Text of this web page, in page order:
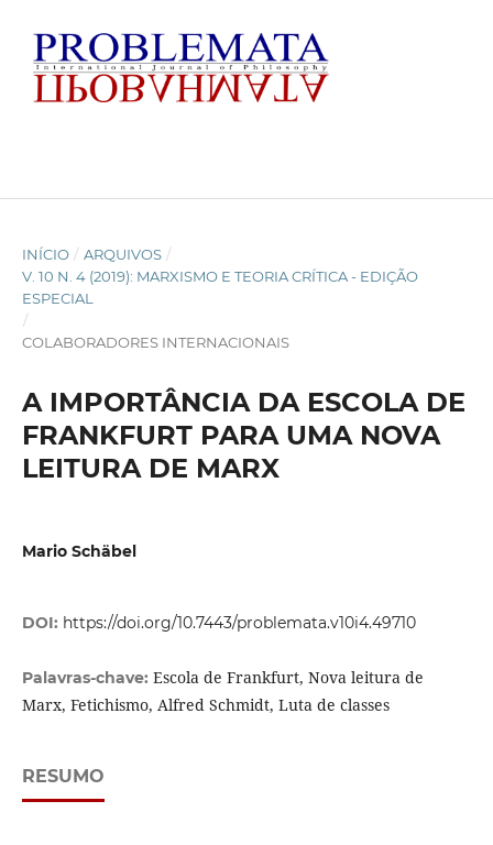
INÍCIO / ARQUIVOS /
V. 10 N. 4 (2019): MARXISMO E TEORIA CRÍTICA - EDIÇÃO
ESPECIAL
/
COLABORADORES INTERNACIONAIS
A IMPORTÂNCIA DA ESCOLA DE
FRANKFURT PARA UMA NOVA
LEITURA DE MARX
Mario Schäbel
DOI: https://doi.org/10.7443/problemata.v10i4.49710
Palavras-chave: Escola de Frankfurt, Nova leitura de
Marx, Fetichismo, Alfred Schmidt, Luta de classes
RESUMO